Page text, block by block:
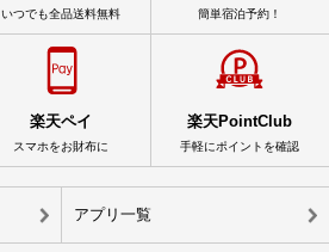
いつでも全品送料無料 簡単宿泊予約！
楽天ペイ
スマホをお財布に
楽天PointClub
手軽にポイントを確認
アプリ一覧